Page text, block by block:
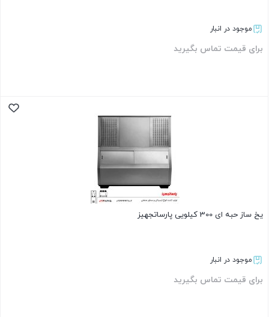
موجود در انبار
برای قیمت تماس بگیرید
یخ ساز حبه ای 300 کیلویی پارساتجهیز
موجود در انبار
برای قیمت تماس بگیرید